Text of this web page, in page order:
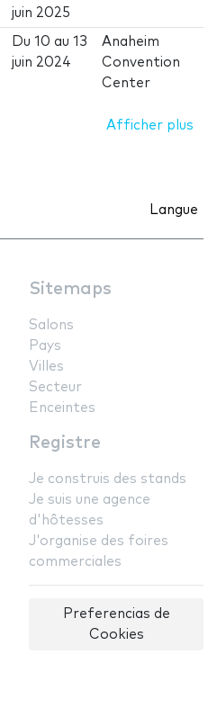
juin 2025
Du10 au13
juin 2024
Anaheim
Convention
Center
Afficher plus
Langue
Sitemaps
Salons
Pays
Villes
Secteur
Enceintes
Registre
Je construis des stands
Je suis une agence
d'hôtesses
J'organise des foires
commerciales
Preferencias de
Cookies